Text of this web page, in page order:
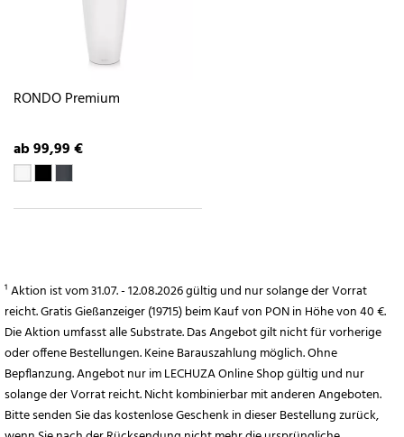
RONDO Premium
ab 99,99 €
¹ Aktion ist vom 31.07. - 12.08.2026 gültig und nur solange der Vorrat
reicht. Gratis Gießanzeiger (19715) beim Kauf von PON in Höhe von 40 €.
Die Aktion umfasst alle Substrate. Das Angebot gilt nicht für vorherige
oder offene Bestellungen. Keine Barauszahlung möglich. Ohne
Bepflanzung. Angebot nur im LECHUZA Online Shop gültig und nur
solange der Vorrat reicht. Nicht kombinierbar mit anderen Angeboten.
Bitte senden Sie das kostenlose Geschenk in dieser Bestellung zurück,